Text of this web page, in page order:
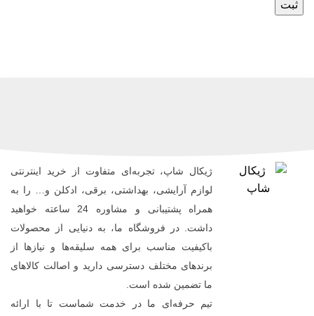
ژیکال شاپ، تجربه‌ای متفاوت از خرید اینترنتی
لوازم آرایشی، بهداشتی، برقی، ادکلن و… را به
همراه پشتیبانی و مشاوره 24 ساعته خواهید
داشت. در فروشگاه ما، به دنیایی از محصولات
باکیفیت مناسب برای همه سلیقه‌ها و نیازها از
برندهای مختلف دسترسی دارید و اصالت کالاهای
ما تضمین شده است.
تیم حرفه‌ای ما در خدمت شماست تا با ارائه